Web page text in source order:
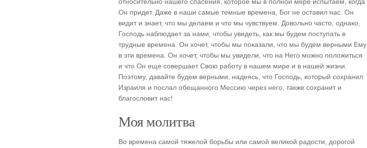
Он придет. Даже в наши самые темные времена, Бог не оставил нас. Он
видит и знает, что мы делаем и что мы чувствуем. Довольно часто, однако,
Господь наблюдает за нами, чтобы увидеть, как мы будем поступать в
трудные времена. Он хочет, чтобы мы показали, что мы будем верными Ему
в эти времена. Он хочет, чтобы мы увидели, что на Него можно положиться
и что Он еще совершает Свою работу в нашем мире и в нашей жизни.
Поэтому, давайте будем верными, надеясь, что Господь, который сохранил
Израиля и послал обещанного Мессию через него, также сохранит и
благословит нас!
Моя молитва
Во времена самой тяжелой борьбы или самой великой радости, дорогой